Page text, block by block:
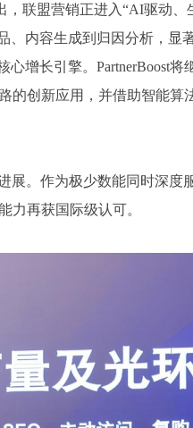
，联盟营销正进入“AI驱动
内容生成到归因分析，显
增长引擎。PartnerBoost
的创新应用，并借助智能算
展。作为极少数能同时深
力再获国际级认可。